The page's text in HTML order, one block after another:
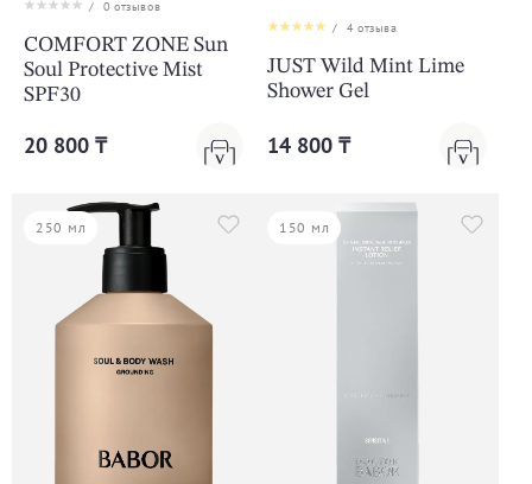
/ 0 отзывов
COMFORT ZONE Sun
Soul Protective Mist
SPF30
20 800 ₸
/ 4отзыва
JUST Wild Mint Lime
Shower Gel
14 800 ₸
250 мл 150 мл